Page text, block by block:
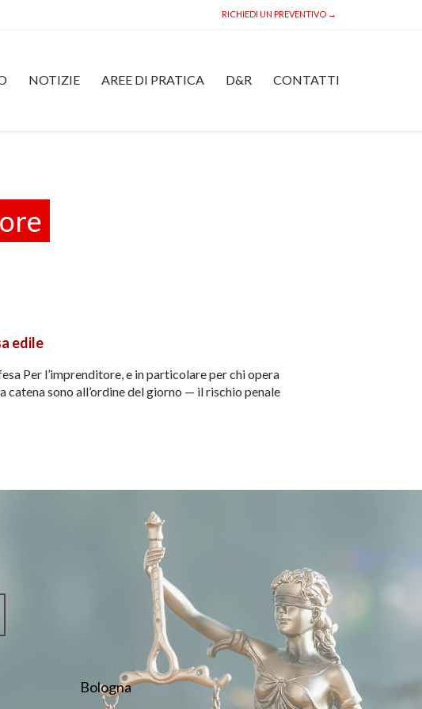
RICHIEDI UN PREVENTIVO →
NOTIZIE AREE DI PRATICA D&R CONTATTI
edile
Per l’imprenditore, e in particolare per chi opera
sono all’ordine del giorno — il rischio penale
Bologna